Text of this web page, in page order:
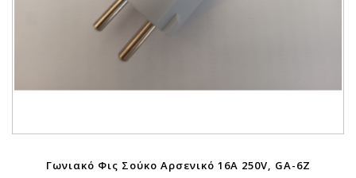
Γωνιακό Φις Σούκο Αρσενικό 16A 250V, GA-6Z